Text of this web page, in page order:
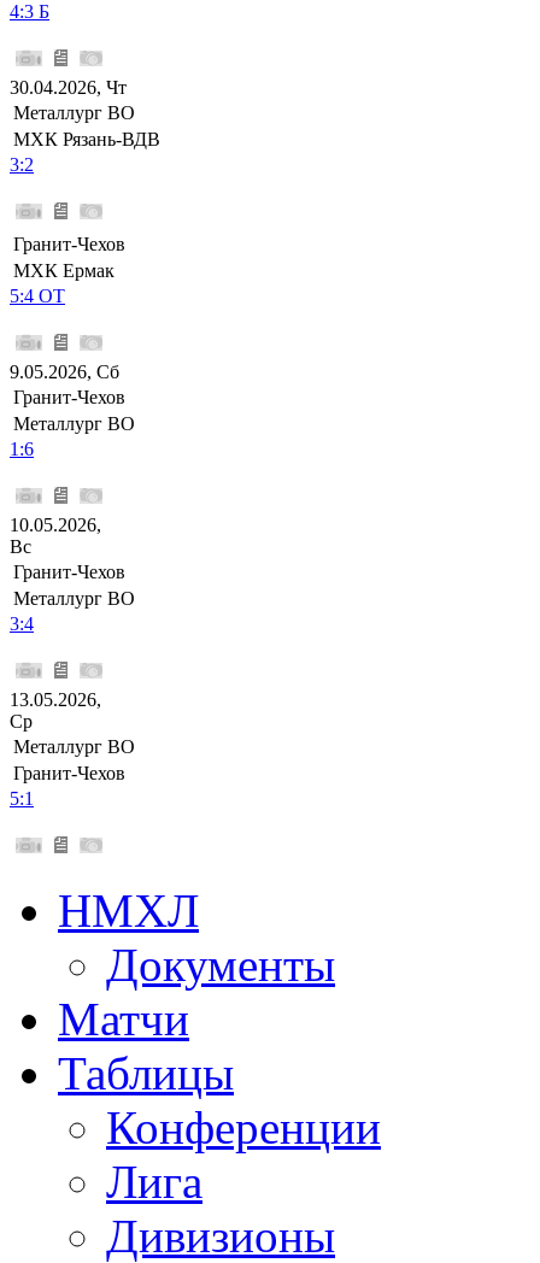
4:3 Б
30.04.2026, Чт
Металлург ВО
МХК Рязань-ВДВ
3:2
Гранит-Чехов
МХК Ермак
5:4 ОТ
9.05.2026, Сб
Гранит-Чехов
Металлург ВО
1:6
10.05.2026,
Вс
Гранит-Чехов
Металлург ВО
3:4
13.05.2026,
Ср
Металлург ВО
Гранит-Чехов
5:1
НМХЛ
Документы
Матчи
Таблицы
Конференции
Лига
Дивизионы